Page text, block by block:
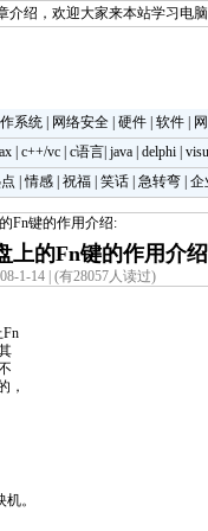
介绍，欢迎大家来本站学习电
系统| 网络安全| 硬件| 软件|
| c++/vc| c语言| java| delphi|
|情感| 祝福| 笑话| 急转弯| 企
Fn键的作用介绍:
上的Fn键的作用介绍
1-14 | (有28057人读过)
Fn
，
。